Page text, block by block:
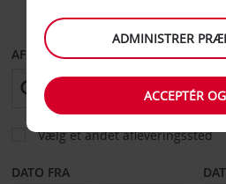
AFHENT FRA
Vælg et andet afleveringssted
DATO FRA
ADMINISTRER
ACCEPTÉR